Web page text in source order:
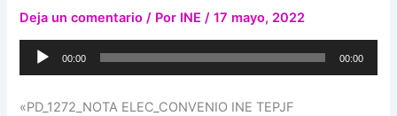
Deja un comentario / Por INE/17 mayo, 2022
Reproductor
00:00 00:00
«PD_1272_NOTA ELEC_CONVENIO INE TEPJF